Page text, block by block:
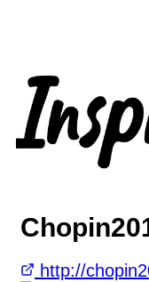
http://